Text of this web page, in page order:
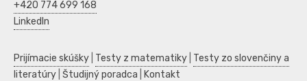
+420 774 699 168
LinkedIn
Prijímacie skúšky Testy z matematiky Testy zo slovenčiny a
literatúry Študijný poradca Kontakt